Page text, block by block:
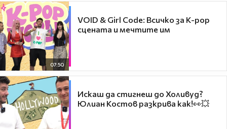
07:50
VOID & Girl Code: Всичко за K-pop
сцената и мечтите им
Искаш да стигнеш до Холивуд?
Юлиан Костов разкрива как!👀💥